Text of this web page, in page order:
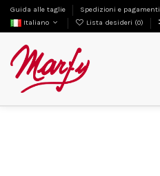
Guida alle taglie Spedizioni e pagamenti
Italiano
Lista desideri (0)